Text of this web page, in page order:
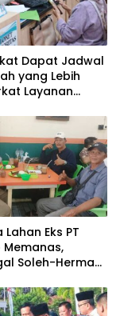
Dapat Jadwal
yang Lebih
Layanan
Eks PT
Memanas,
Soleh-Herman